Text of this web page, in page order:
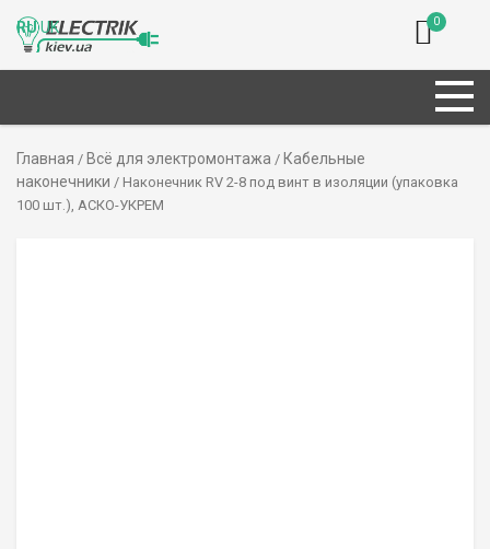
0
Главная / Всё для электромонтажа / Кабельные
наконечники / Наконечник RV 2-8 под винт в изоляции (упаковка
100 шт.), АСКО-УКРЕМ
RUUK